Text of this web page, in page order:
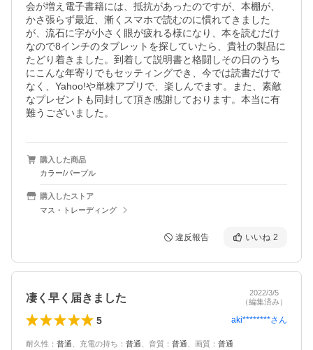
会が増え電子書籍には、抵抗があったのですが、本棚が、
かさ張らず最近、漸くスマホで読むのに慣れてきました
が、流石に字が小さく眼が疲れる様になり、本を読むだけ
なので8インチのタブレットを探していたら、貴社の製品に
たどり着きました。到着して説明書と格闘しその日のうち
にこんな年寄りでもセッティングでき、今では読書だけで
なく、Yahoo!や単株アプリで、楽しんでます。また、素敵
なプレゼントも同封して頂き感謝しております。本当に有
難うございました。
購入した商品
カラー/パープル
購入したストア
マス・トレーディング
違反報告 いいね 2
凄く早く届きました
2022/3/5
（編集済み）
5 aki********さん
耐久性 ： 普通 充電の持ち ： 普通 音質 ： 普通 画質 ： 普通